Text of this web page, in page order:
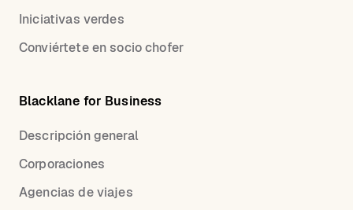
Iniciativas verdes
Conviértete en socio chofer
Blacklane for Business
Descripción general
Corporaciones
Agencias de viajes